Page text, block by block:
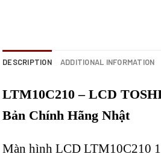
DESCRIPTION ADDITIONAL INFORMATION
LTM10C210 – LCD
Bản Chính Hãng Nhật
Màn hình LCD LTM10C210